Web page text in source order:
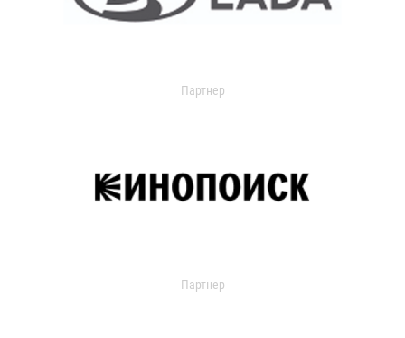
Партнер
Партнер